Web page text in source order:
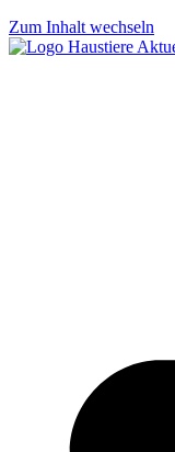
Zum Inhalt wechseln